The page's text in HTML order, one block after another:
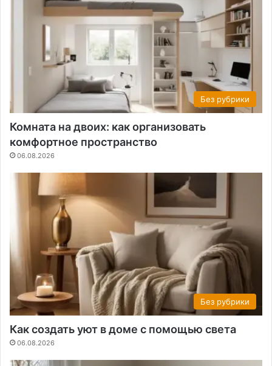
Без рубрики
Комната на двоих: как организовать
комфортное пространство
06.08.2026
Без рубрики
Как создать уют в доме с помощью света
06.08.2026